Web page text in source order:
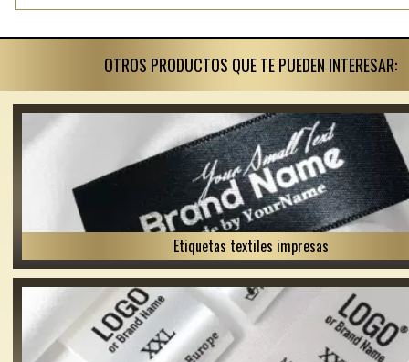
OTROS PRODUCTOS QUE TE PUEDEN INTERESAR:
Etiquetas textiles impresas